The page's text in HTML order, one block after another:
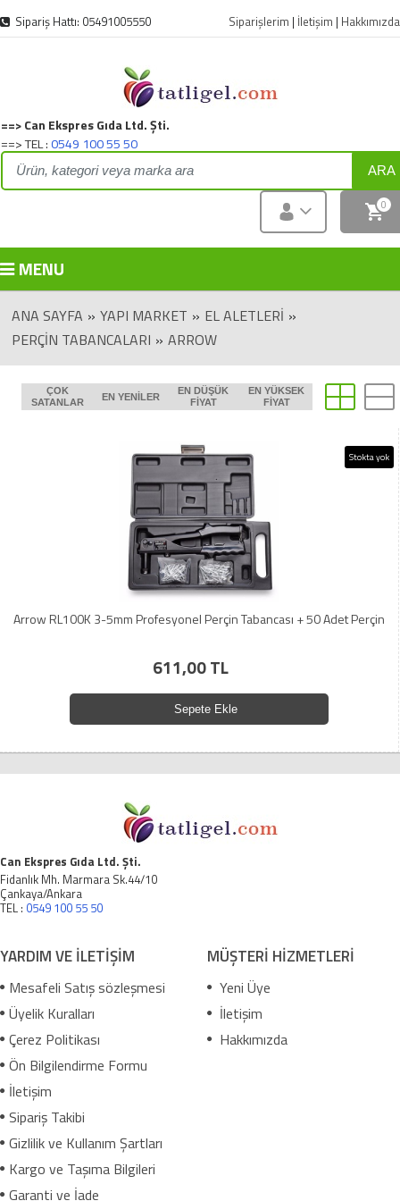
Sipariş Hattı: 05491005550 Siparişlerim | İletişim | Hakkımızda
Can Ekspres Gıda Ltd. Şti.
TEL :0549 100 55 50
ARA
0
MENU
ANA SAYFA » YAPI MARKET » EL ALETLERI »
PERÇIN TABANCALARI » ARROW
ÇOK
SATANLAR
EN YENILER
EN DÜŞÜK
FIYAT
EN YÜKSEK
FIYAT
Stokta yok
Arrow RL100K 3-5mm Profesyonel Perçin Tabancası + 50 Adet Perçin
611,00 TL
Sepete Ekle
Can Ekspres Gıda Ltd. Şti.
Fidanlık Mh. Marmara Sk.44/10
Çankaya/Ankara
TEL : 0549 100 55 50
YARDIM VE İLETİŞİM
Mesafeli Satış sözleşmesi
Üyelik Kuralları
Çerez Politikası
Ön Bilgilendirme Formu
İletişim
Sipariş Takibi
Gizlilik ve Kullanım Şartları
Kargo ve Taşıma Bilgileri
Garanti ve İade
MÜŞTERİ HİZMETLERİ
Yeni Üye
İletişim
Hakkımızda